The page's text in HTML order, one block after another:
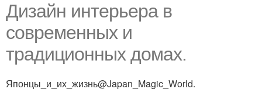
Дизайн интерьера в
современных и
традиционных домах.
Японцы_и_их_жизнь@Japan_Magic_World.